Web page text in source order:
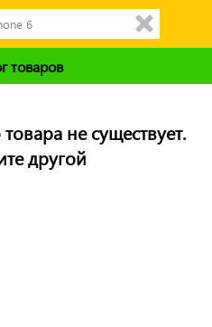
товаров
не существует.
другой